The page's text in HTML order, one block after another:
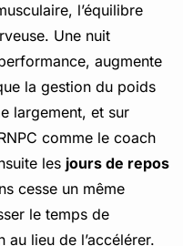
l’équilibre
Une nuit
augmente
la gestion du poids
largement, et sur
comme le coach
les jours de repos
cesse un même
le temps de
lieu de l’accélérer.